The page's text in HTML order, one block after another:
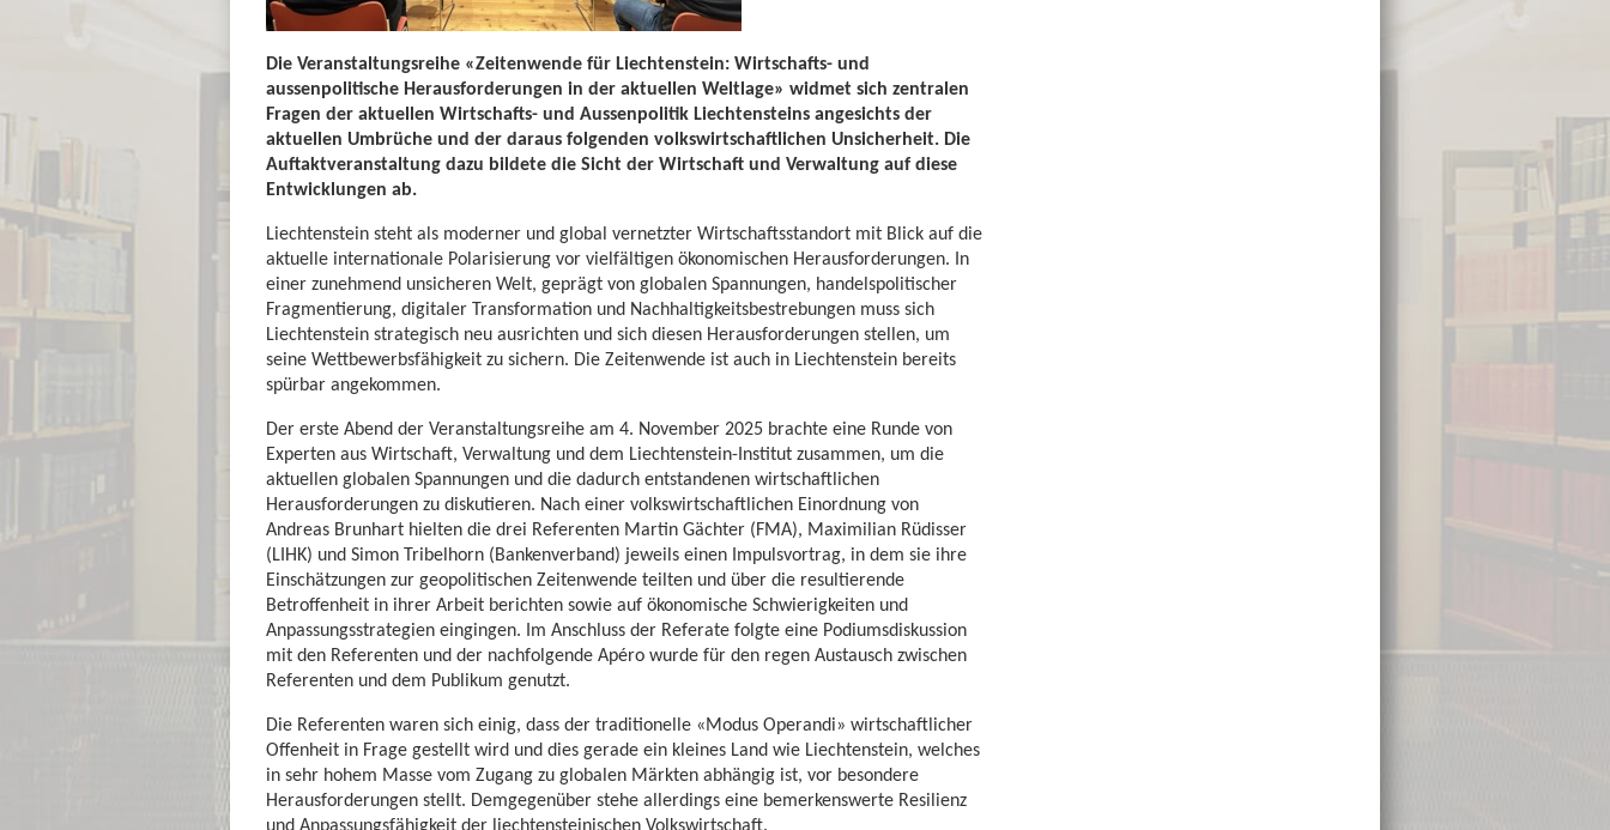
Die Veranstaltungsreihe «Zeitenwende für Liechtenstein: Wirtschafts- und
aussenpolitische Herausforderungen in der aktuellen Weltlage» widmet sich zentralen
Fragen der aktuellen Wirtschafts- und Aussenpolitik Liechtensteins angesichts der
aktuellen Umbrüche und der daraus folgenden volkswirtschaftlichen Unsicherheit. Die
Auftaktveranstaltung dazu bildete die Sicht der Wirtschaft und Verwaltung auf diese
Entwicklungen ab.
Liechtenstein steht als moderner und global vernetzter Wirtschaftsstandort mit Blick auf die
aktuelle internationale Polarisierung vor vielfältigen ökonomischen Herausforderungen. In
einer zunehmend unsicheren Welt, geprägt von globalen Spannungen, handelspolitischer
Fragmentierung, digitaler Transformation und Nachhaltigkeitsbestrebungen muss sich
Liechtenstein strategisch neu ausrichten und sich diesen Herausforderungen stellen, um
seine Wettbewerbsfähigkeit zu sichern. Die Zeitenwende ist auch in Liechtenstein bereits
spürbar angekommen.
Der erste Abend der Veranstaltungsreihe am 4. November 2025 brachte eine Runde von
Experten aus Wirtschaft, Verwaltung und dem Liechtenstein-Institut zusammen, um die
aktuellen globalen Spannungen und die dadurch entstandenen wirtschaftlichen
Herausforderungen zu diskutieren. Nach einer volkswirtschaftlichen Einordnung von
Andreas Brunhart hielten die drei Referenten Martin Gächter (FMA), Maximilian Rüdisser
(LIHK) und Simon Tribelhorn (Bankenverband) jeweils einen Impulsvortrag, in dem sie ihre
Einschätzungen zur geopolitischen Zeitenwende teilten und über die resultierende
Betroffenheit in ihrer Arbeit berichten sowie auf ökonomische Schwierigkeiten und
Anpassungsstrategien eingingen. Im Anschluss der Referate folgte eine Podiumsdiskussion
mit den Referenten und der nachfolgende Apéro wurde für den regen Austausch zwischen
Referenten und dem Publikum genutzt.
Die Referenten waren sich einig, dass der traditionelle «Modus Operandi» wirtschaftlicher
Offenheit in Frage gestellt wird und dies gerade ein kleines Land wie Liechtenstein, welches
in sehr hohem Masse vom Zugang zu globalen Märkten abhängig ist, vor besondere
Herausforderungen stellt. Demgegenüber stehe allerdings eine bemerkenswerte Resilienz
und Anpassungsfähigkeit der liechtensteinischen Volkswirtschaft.